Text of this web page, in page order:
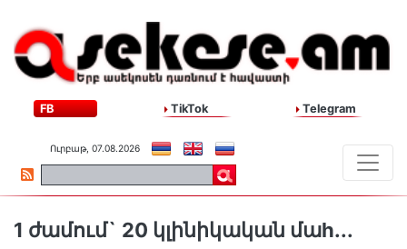
FB TikTok Telegram
Ուրբաթ, 07.08.2026
1 ժամում` 20 կլինիկական մաh․․․